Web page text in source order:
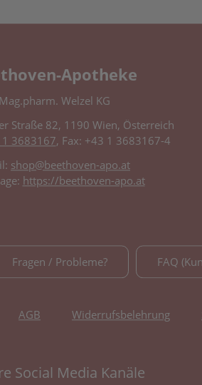
Apotheke
Mag.pharm. Welzel KG
Straße 82, 1190 Wien, Österreich
1 3683167, Fax: +43 1 3683167-4
shop@beethoven-apo.at
https://beethoven-apo.at
Fragen / Probleme? FAQ
AGB Widerrufsbelehrung
Social Media Kanäle